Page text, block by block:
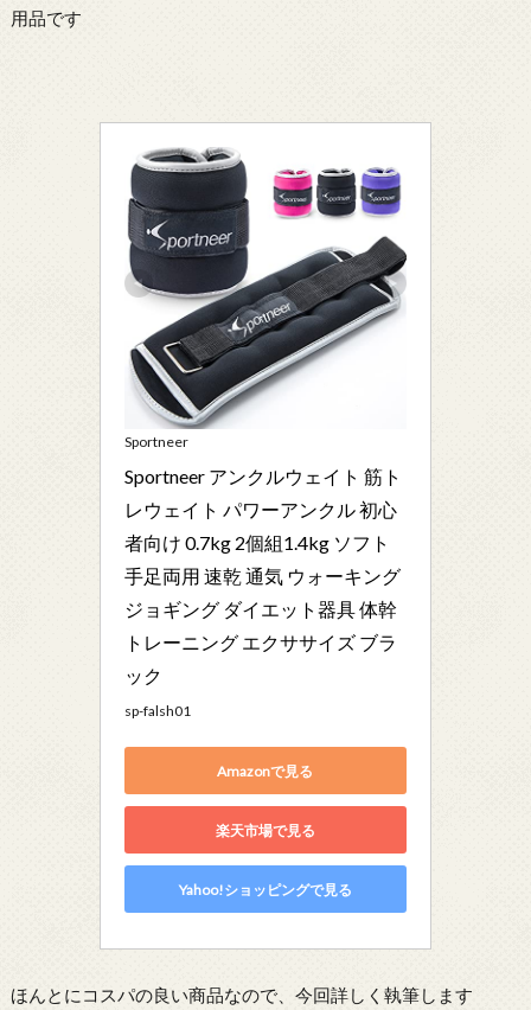
用品です
Sportneer
Sportneer アンクルウェイト 筋ト
レウェイト パワーアンクル 初心
者向け 0.7kg 2個組1.4kg ソフト
手足両用 速乾 通気 ウォーキング
ジョギング ダイエット器具 体幹
トレーニング エクササイズ ブラ
ック
sp-falsh01
Amazonで見る
楽天市場で見る
Yahoo!ショッピングで見る
ほんとにコスパの良い商品なので、今回詳しく執筆します